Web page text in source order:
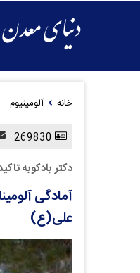
خانه آلومینیوم
دکتر بادکوبه
آمادگی
علی(ع)